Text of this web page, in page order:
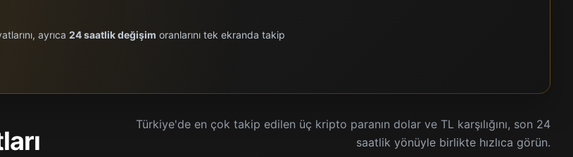
ayrıca 24 saatlik değişim oranlarını tek ekranda takip
Türkiye'de en çok takip edilen üç kripto paranın dolar ve TL karşılığını, son 24
saatlik yönüyle birlikte hızlıca görün.